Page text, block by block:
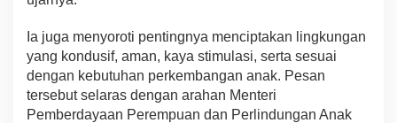
Ia juga menyoroti pentingnya menciptakan lingkungan
yang kondusif, aman, kaya stimulasi, serta sesuai
dengan kebutuhan perkembangan anak. Pesan
tersebut selaras dengan arahan Menteri
Pemberdayaan Perempuan dan Perlindungan Anak